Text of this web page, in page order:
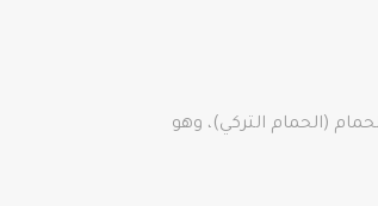
(الحمام التركي)، وهو